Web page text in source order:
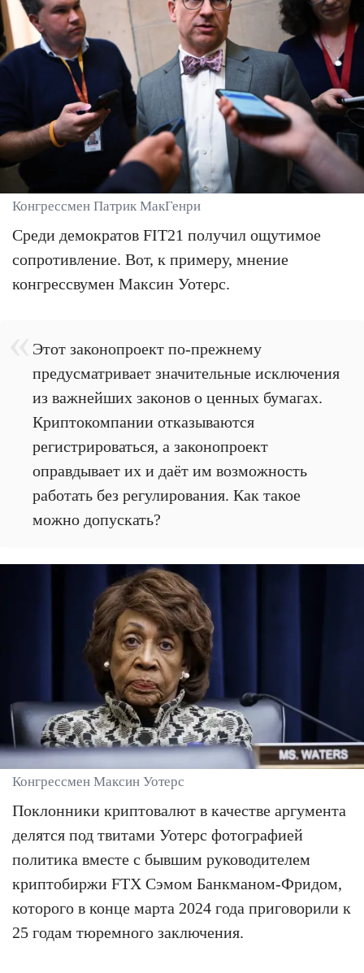
Конгрессмен Патрик МакГенри
Среди демократов FIT21 получил ощутимое
сопротивление. Вот, к примеру, мнение
конгрессвумен Максин Уотерс.
Этот законопроект по-прежнему
предусматривает значительные исключения
из важнейших законов о ценных бумагах.
Криптокомпании отказываются
регистрироваться, а законопроект
оправдывает их и даёт им возможность
работать без регулирования. Как такое
можно допускать?
Конгрессмен Максин Уотерс
Поклонники криптовалют в качестве аргумента
делятся под твитами Уотерс фотографией
политика вместе с бывшим руководителем
криптобиржи FTX Сэмом Банкманом-Фридом,
которого в конце марта 2024 года приговорили к
25 годам тюремного заключения.